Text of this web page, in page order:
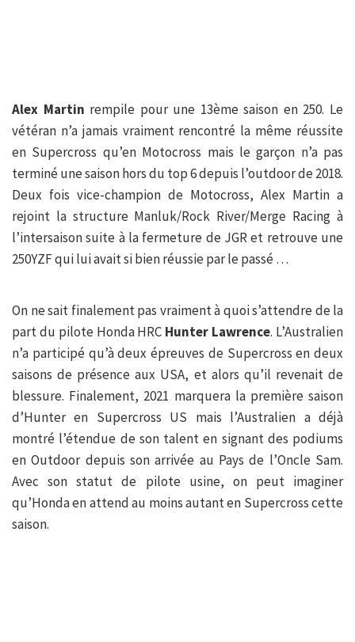
Alex Martin rempile pour une 13ème saison en 250. Le
vétéran n’a jamais vraiment rencontré la même réussite
en Supercross qu’en Motocross mais le garçon n’a pas
terminé une saison hors du top 6 depuis l’outdoor de 2018.
Deux fois vice-champion de Motocross, Alex Martin a
rejoint la structure Manluk/Rock River/Merge Racing à
l’intersaison suite à la fermeture de JGR et retrouve une
250YZF qui lui avait si bien réussie par le passé …
On ne sait finalement pas vraiment à quoi s’attendre de la
part du pilote Honda HRC Hunter Lawrence. L’Australien
n’a participé qu’à deux épreuves de Supercross en deux
saisons de présence aux USA, et alors qu’il revenait de
blessure. Finalement, 2021 marquera la première saison
d’Hunter en Supercross US mais l’Australien a déjà
montré l’étendue de son talent en signant des podiums
en Outdoor depuis son arrivée au Pays de l’Oncle Sam.
Avec son statut de pilote usine, on peut imaginer
qu’Honda en attend au moins autant en Supercross cette
saison.